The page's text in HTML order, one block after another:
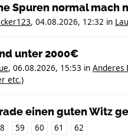
Spuren normal mach
, 04.08.2026, 12:32 in
unter 2000€
, 06.08.2026, 15:53 in Anderes
etc.)
einen guten Witz
59 60 61
62